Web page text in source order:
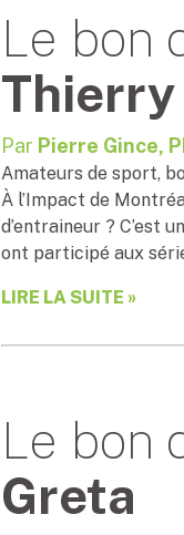
Le bon
Par Pierre Gince,
Amateurs de sport,
À l’Impact de
d’entraineur ? C’est
ont participé aux
LIRE LA SUITE »
Le bon
Greta